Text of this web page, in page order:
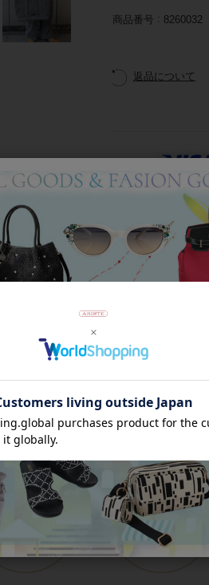
商品番号 8260032
返品について
Category
アイテムカテゴリー